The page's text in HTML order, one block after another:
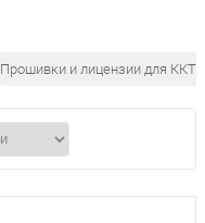
Прошивки и лицензии для